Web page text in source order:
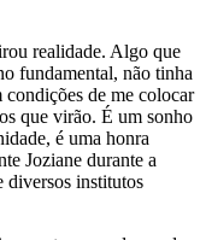
realidade. Algo que
fundamental, não tinha
condições de me colocar
que virão. É um sonho
é uma honra
Joziane durante a
diversos institutos